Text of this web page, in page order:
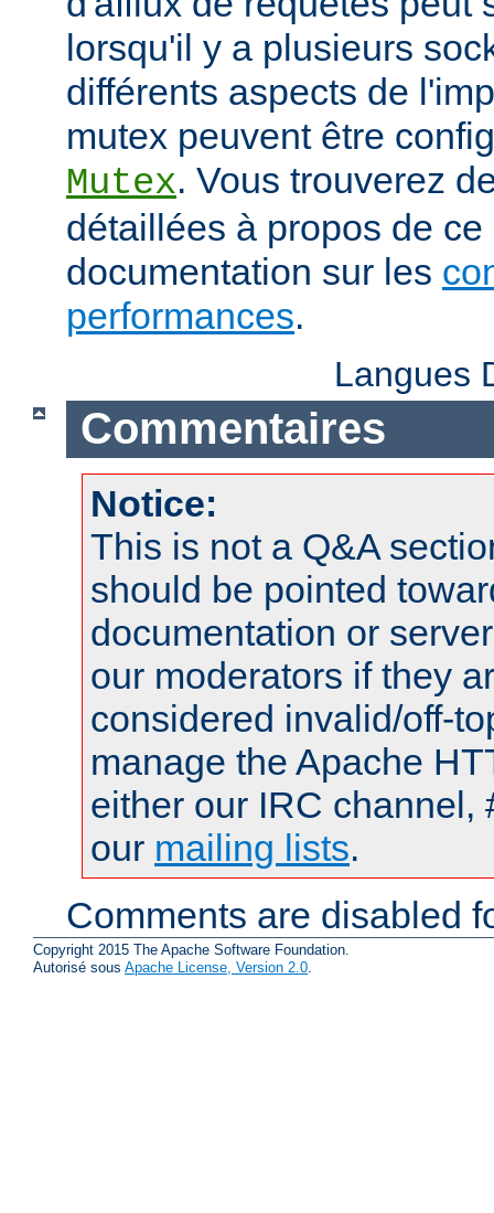
lorsqu'il y a plusieurs
différents aspects de
mutex peuvent être
Mutex. Vous trouverez
détaillées à propos de
documentation sur les
performances.
Langues
Commentaires
Notice:
This is not a Q&A
should be pointed
documentation or
our moderators if they
considered invalid/off-
manage the Apache
either our IRC channel,
our mailing lists.
Comments are disabled
Copyright 2015 The Apache Software Foundation.
Autorisé sous Apache License, Version 2.0